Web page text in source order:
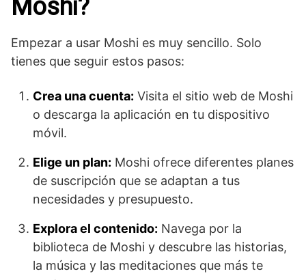
Moshi?
Empezar a usar Moshi es muy sencillo. Solo
tienes que seguir estos pasos:
Crea una cuenta: Visita el sitio web de Moshi
o descarga la aplicación en tu dispositivo
móvil.
Elige un plan: Moshi ofrece diferentes planes
de suscripción que se adaptan a tus
necesidades y presupuesto.
Explora el contenido: Navega por la
biblioteca de Moshi y descubre las historias,
la música y las meditaciones que más te